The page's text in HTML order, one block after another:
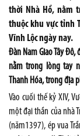
thời Nhà Hồ, nằm
thuộc khu vực tỉnh
Vĩnh Lộc ngày nay.
Đàn Nam Giao Tây
nằm trong lòng tay
Thanh Hóa, trong địa
Vào cuối thế kỷ XIV,
một đại thần của nhà
(năm1397), ép vua